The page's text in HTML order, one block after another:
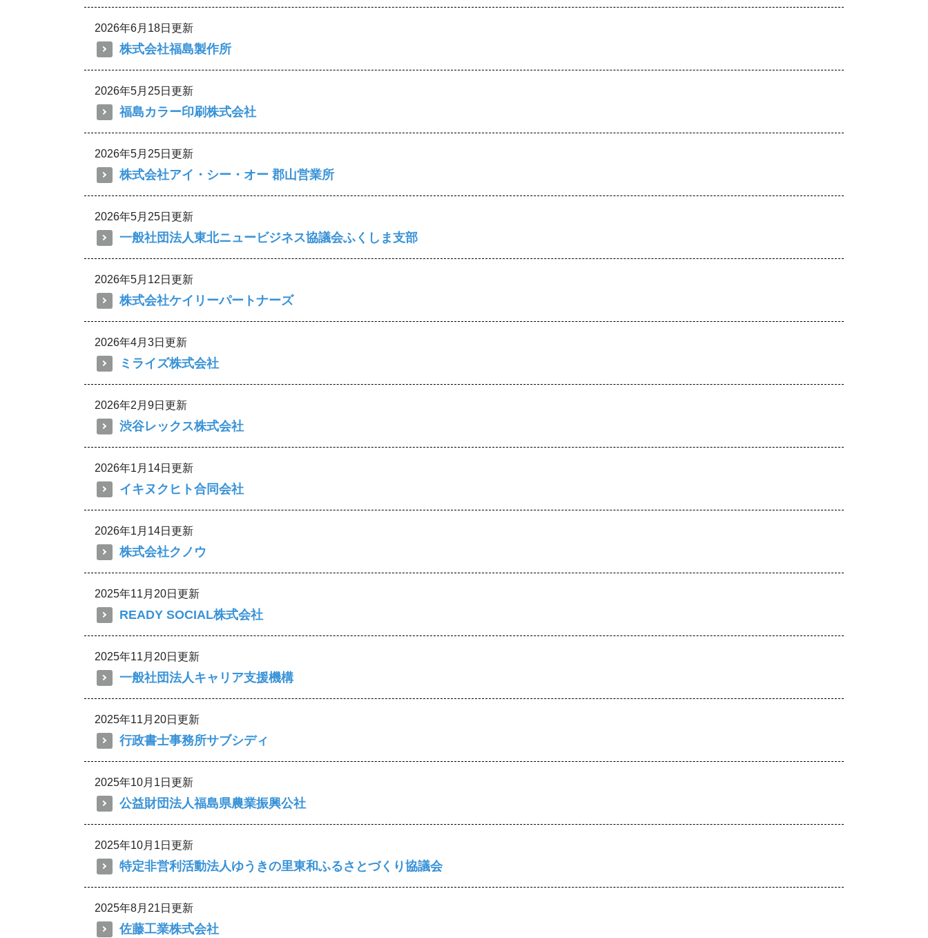
2026年6月18日更新
株式会社福島製作所
2026年5月25日更新
福島カラー印刷株式会社
2026年5月25日更新
株式会社アイ・シー・オー 郡山営業所
2026年5月25日更新
一般社団法人東北ニュービジネス協議会ふくしま支部
2026年5月12日更新
株式会社ケイリーパートナーズ
2026年4月3日更新
ミライズ株式会社
2026年2月9日更新
渋谷レックス株式会社
2026年1月14日更新
イキヌクヒト合同会社
2026年1月14日更新
株式会社クノウ
2025年11月20日更新
READY SOCIAL株式会社
2025年11月20日更新
一般社団法人キャリア支援機構
2025年11月20日更新
行政書士事務所サブシディ
2025年10月1日更新
公益財団法人福島県農業振興公社
2025年10月1日更新
特定非営利活動法人ゆうきの里東和ふるさとづくり協議会
2025年8月21日更新
佐藤工業株式会社